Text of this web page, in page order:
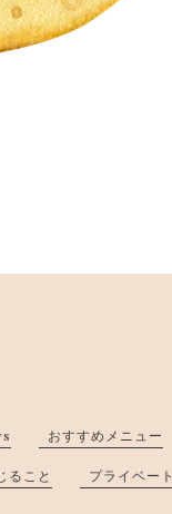
おすすめメニュー
ること プライベート